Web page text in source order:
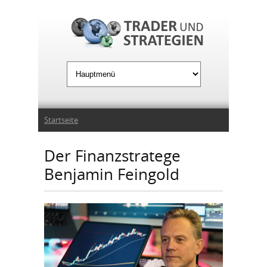
Sie sind hier
Startseite
Der Finanzstratege
Benjamin Feingold